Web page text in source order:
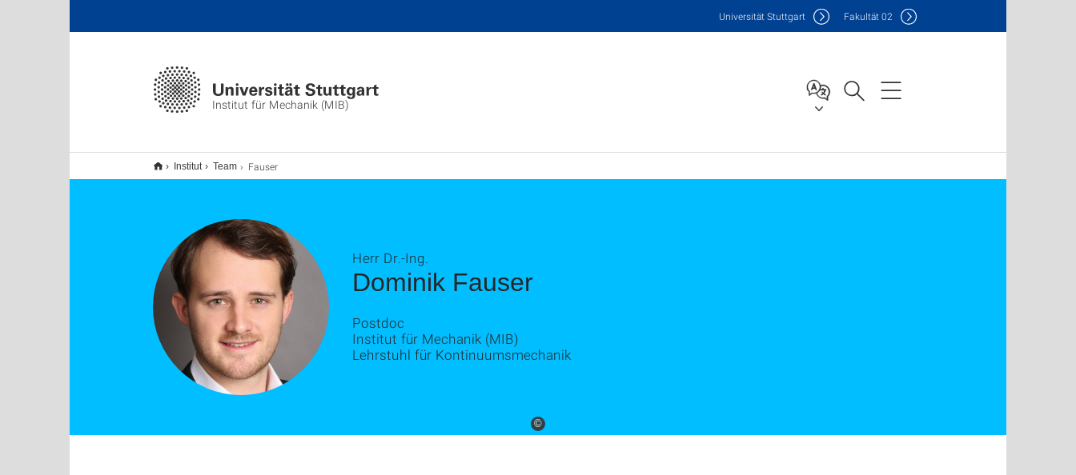
Institut für Mechanik (MIB)
Universität Stuttgart Fakultät02
Institut Team Fauser
©
Dominik Fauser
Herr Dr.-Ing.
Postdoc
Institut für Mechanik (MIB)
Lehrstuhl für Kontinuumsmechanik